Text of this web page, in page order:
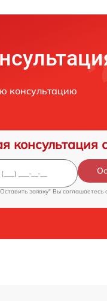
консультацию
консультация
заявку" Вы соглашаетесь